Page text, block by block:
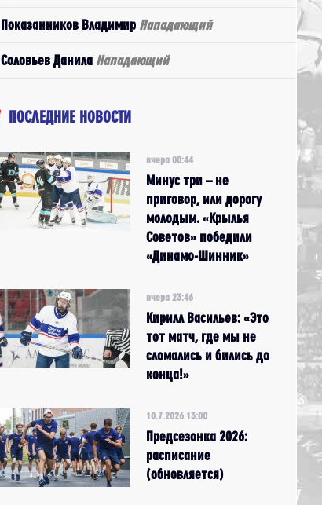
Показанников Владимир Нападающий
Соловьев Данила Нападающий
ПОСЛЕДНИЕ НОВОСТИ
вчера 00:44
Минус три – не
приговор, или дорогу
молодым. «Крылья
Советов» победили
«Динамо-Шинник»
вчера 23:46
Кирилл Васильев: «Это
тот матч, где мы не
сломались и бились до
конца!»
10.7.2026 13:00
Предсезонка 2026:
расписание
(обновляется)